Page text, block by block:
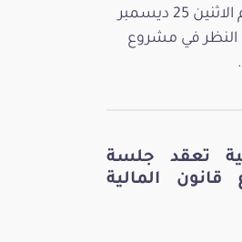
للسلاح جلسة بعد ظهر اليوم الاثنين 25 ديسمبر
النظر في مشروع
تعقد جلسة
المالية